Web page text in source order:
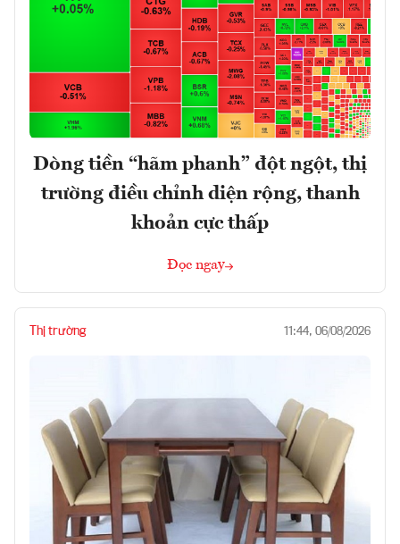
Dòng tiền “hãm phanh” đột ngột, thị
trường điều chỉnh diện rộng, thanh
khoản cực thấp
Đọc ngay
Thị trường 11:44, 06/08/2026